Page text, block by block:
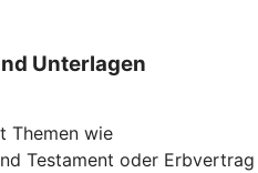
Unterlagen
Themen wie
Testament oder Erbvertrag